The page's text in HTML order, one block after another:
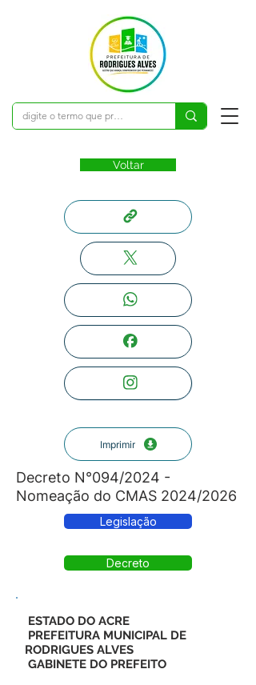
Voltar
Imprimir
Decreto N°094/2024 -
Nomeação do CMAS 2024/2026
Legislação
Decreto
ESTADO DO ACRE
PREFEITURA MUNICIPAL DE
RODRIGUES ALVES
GABINETE DO PREFEITO